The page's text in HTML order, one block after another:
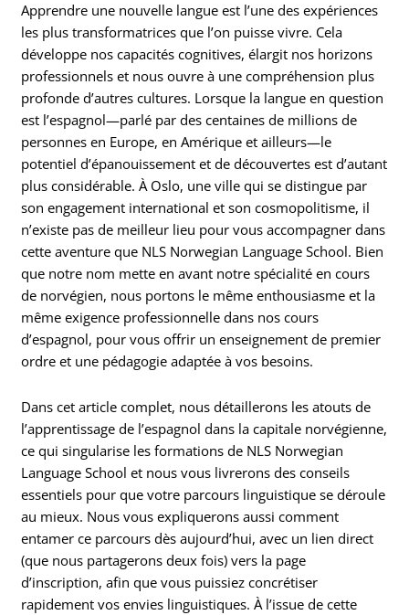
Apprendre une nouvelle langue est l’une des expériences
les plus transformatrices que l’on puisse vivre. Cela
développe nos capacités cognitives, élargit nos horizons
professionnels et nous ouvre à une compréhension plus
profonde d’autres cultures. Lorsque la langue en question
est l’espagnol—parlé par des centaines de millions de
personnes en Europe, en Amérique et ailleurs—le
potentiel d’épanouissement et de découvertes est d’autant
plus considérable. À Oslo, une ville qui se distingue par
son engagement international et son cosmopolitisme, il
n’existe pas de meilleur lieu pour vous accompagner dans
cette aventure que NLS Norwegian Language School. Bien
que notre nom mette en avant notre spécialité en cours
de norvégien, nous portons le même enthousiasme et la
même exigence professionnelle dans nos cours
d’espagnol, pour vous offrir un enseignement de premier
ordre et une pédagogie adaptée à vos besoins.
Dans cet article complet, nous détaillerons les atouts de
l’apprentissage de l’espagnol dans la capitale norvégienne,
ce qui singularise les formations de NLS Norwegian
Language School et nous vous livrerons des conseils
essentiels pour que votre parcours linguistique se déroule
au mieux. Nous vous expliquerons aussi comment
entamer ce parcours dès aujourd’hui, avec un lien direct
(que nous partagerons deux fois) vers la page
d’inscription, afin que vous puissiez concrétiser
rapidement vos envies linguistiques. À l’issue de cette